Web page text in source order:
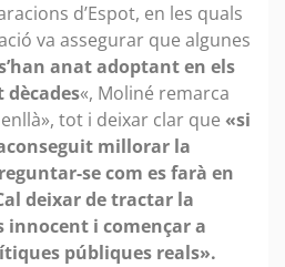
d’Espot, en les quals
va assegurar que algunes
anat adoptant en els
«, Moliné remarca
tot i deixar clar que «si
millorar la
se com es farà en
deixar de tractar la
innocent i començar a
públiques reals».